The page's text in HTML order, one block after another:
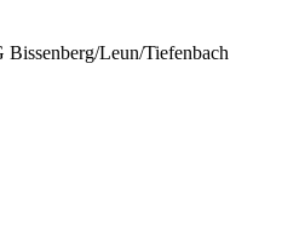
Bissenberg/Leun/Tiefenbach